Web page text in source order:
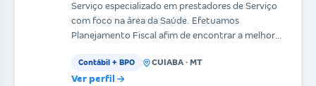
Serviço especializado em prestadores de Serviço
com foco na área da Saúde. Efetuamos
Planejamento Fiscal afim de encontrar a melhor
Contábil + BPO CUIABA · MT
Ver perfil